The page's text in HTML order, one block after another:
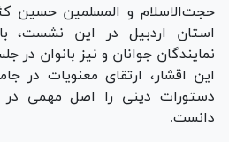
حجت‌الاسلام و المسلمین حسین
استان اردبیل در این نشست،
نمایندگان جوانان و نیز بانوان در
این اقشار، ارتقای معنویات در
دستورات دینی را اصل مهمی
دانست.